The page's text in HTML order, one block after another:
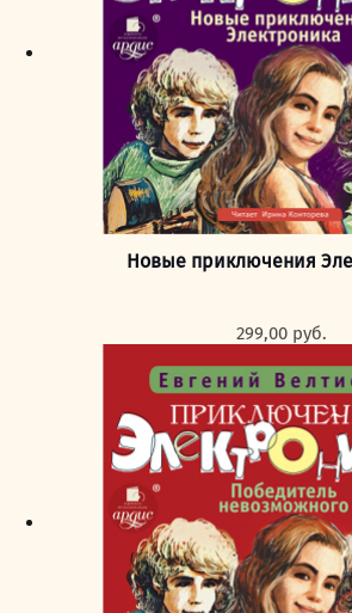
Новые приключения
299,00 руб.